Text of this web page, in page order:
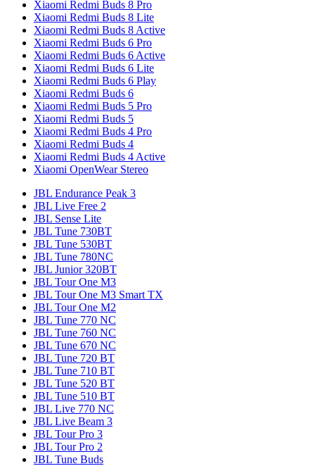
Xiaomi Redmi Buds 8 Pro
Xiaomi Redmi Buds 8 Lite
Xiaomi Redmi Buds 8 Active
Xiaomi Redmi Buds 6 Pro
Xiaomi Redmi Buds 6 Active
Xiaomi Redmi Buds 6 Lite
Xiaomi Redmi Buds 6 Play
Xiaomi Redmi Buds 6
Xiaomi Redmi Buds 5 Pro
Xiaomi Redmi Buds 5
Xiaomi Redmi Buds 4 Pro
Xiaomi Redmi Buds 4
Xiaomi Redmi Buds 4 Active
Xiaomi OpenWear Stereo
JBL Endurance Peak 3
JBL Live Free 2
JBL Sense Lite
JBL Tune 730BT
JBL Tune 530BT
JBL Tune 780NC
JBL Junior 320BT
JBL Tour One M3
JBL Tour One M3 Smart TX
JBL Tour One M2
JBL Tune 770 NC
JBL Tune 760 NC
JBL Tune 670 NC
JBL Tune 720 BT
JBL Tune 710 BT
JBL Tune 520 BT
JBL Tune 510 BT
JBL Live 770 NC
JBL Live Beam 3
JBL Tour Pro 3
JBL Tour Pro 2
JBL Tune Buds